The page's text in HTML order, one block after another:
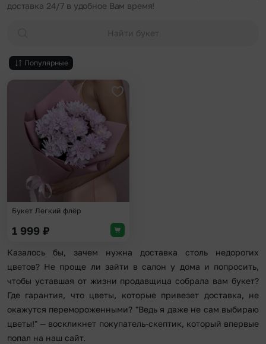
доставка 24/7 в удобное Вам время!
Найти букет
Популярные
Букет Легкий флёр
1 999 ₽
Казалось бы, зачем нужна доставка столь недорогих
цветов? Не проще ли зайти в салон у дома и попросить,
чтобы уставшая от жизни продавщица собрала вам букет?
Где гарантия, что цветы, которые привезет доставка, не
окажутся перемороженными? "Ведь я даже не сам выбираю
цветы!" — воскликнет покупатель-скептик, который впервые
попал на наш сайт.